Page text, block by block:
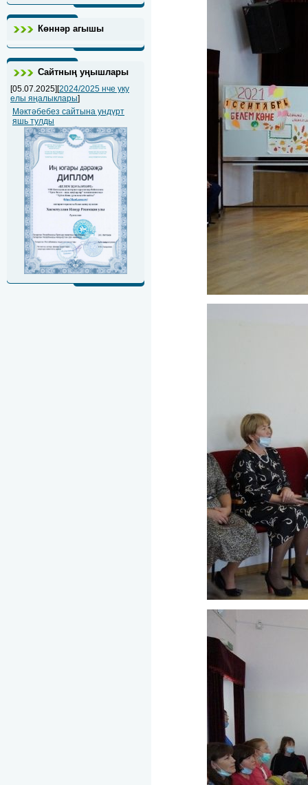
Көннәр агышы
Сайтның уңышлары
[05.07.2025][2024/2025 нче уку
елы яңалыклары]
Мәктәбебез сайтына ундүрт
яшь тулды